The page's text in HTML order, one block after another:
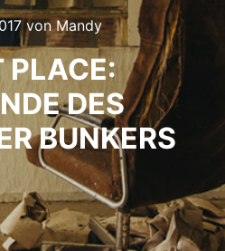
vonMandy
PLACE:
DES
BUNKERS